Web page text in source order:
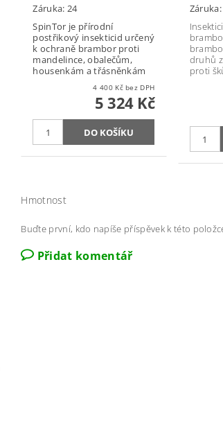
Záruka: 24
SpinTor je přírodní
postřikový insekticid určený
k ochraně brambor proti
mandelince, obalečům,
housenkám a třásněnkám
4 400 Kč bez DPH
5 324 Kč
druhů
proti
Hmotnost
Buďte první, kdo napíše příspěvek k této
Přidat komentář